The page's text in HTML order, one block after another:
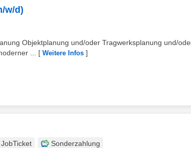
w/d)
Objektplanung und/oder Tragwerksplanung und/
...
[ Weitere Infos ]
JobTicket
Sonderzahlung